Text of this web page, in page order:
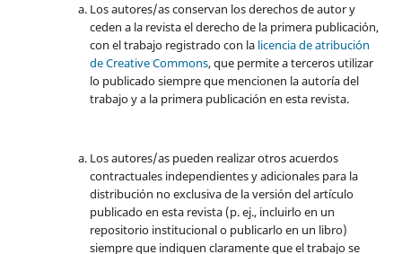
Los autores/as conservan los derechos de autor y
ceden a la revista el derecho de la primera publicación,
con el trabajo registrado con la licencia de atribución
de Creative Commons, que permite a terceros utilizar
lo publicado siempre que mencionen la autoría del
trabajo y a la primera publicación en esta revista.
Los autores/as pueden realizar otros acuerdos
contractuales independientes y adicionales para la
distribución no exclusiva de la versión del artículo
publicado en esta revista (p. ej., incluirlo en un
repositorio institucional o publicarlo en un libro)
siempre que indiquen claramente que el trabajo se